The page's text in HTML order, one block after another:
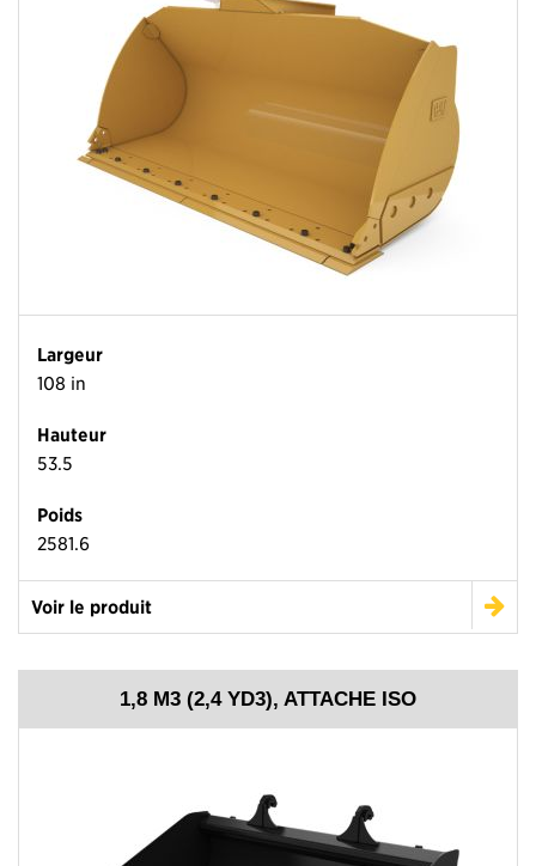
Largeur
108 in
Hauteur
53.5
Poids
2581.6
Voir le produit
1,8 M3 (2,4 YD3), ATTACHE ISO